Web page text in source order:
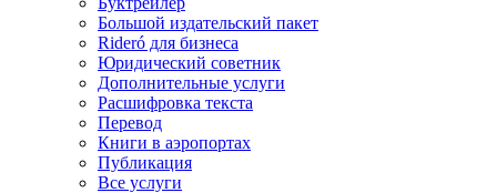
Большой издательский пакет
Rideró для бизнеса
Юридический советник
Дополнительные услуги
Расшифровка текста
Перевод
Книги в аэропортах
Публикация
Все услуги